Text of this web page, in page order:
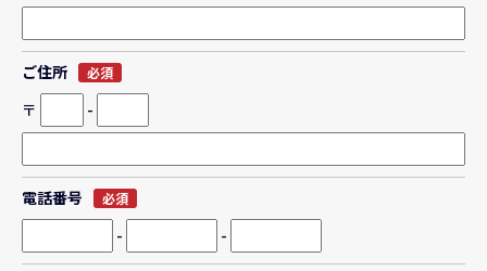
ご住所 必須
〒 -
電話番号 必須
- -